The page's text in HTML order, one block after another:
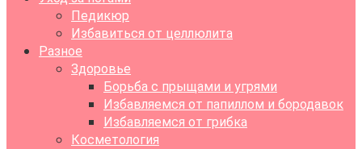
Педикюр
Избавиться от целлюлита
Разное
Здоровье
Борьба с прыщами и угрями
Избавляемся от папиллом и бородавок
Избавляемся от грибка
Косметология